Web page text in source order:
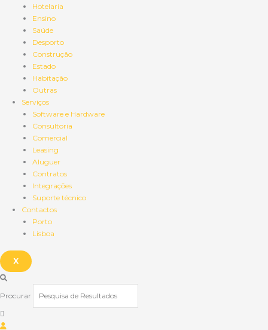
Hotelaria
Ensino
Saúde
Desporto
Construção
Estado
Habitação
Outras
Serviços
Software e Hardware
Consultoria
Comercial
Leasing
Aluguer
Contratos
Integrações
Suporte técnico
Contactos
Porto
Lisboa
X
Procurar